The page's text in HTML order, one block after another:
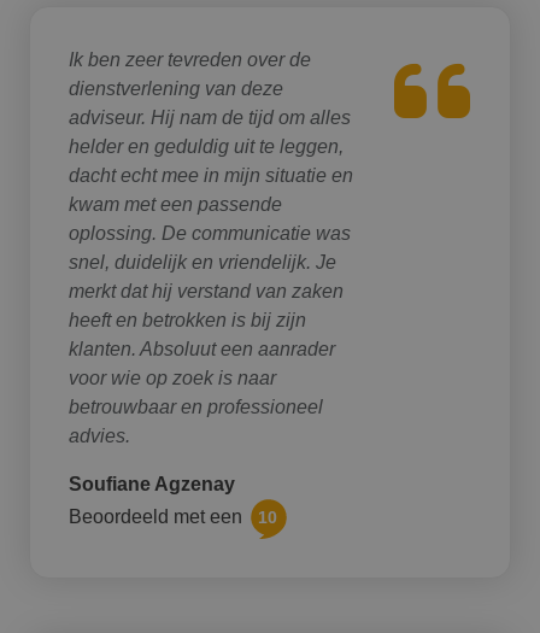
Ik ben zeer tevreden over de
dienstverlening van deze
adviseur. Hij nam de tijd om alles
helder en geduldig uit te leggen,
dacht echt mee in mijn situatie en
kwam met een passende
oplossing. De communicatie was
snel, duidelijk en vriendelijk. Je
merkt dat hij verstand van zaken
heeft en betrokken is bij zijn
klanten. Absoluut een aanrader
voor wie op zoek is naar
betrouwbaar en professioneel
advies.
Soufiane Agzenay
Beoordeeld met een
10